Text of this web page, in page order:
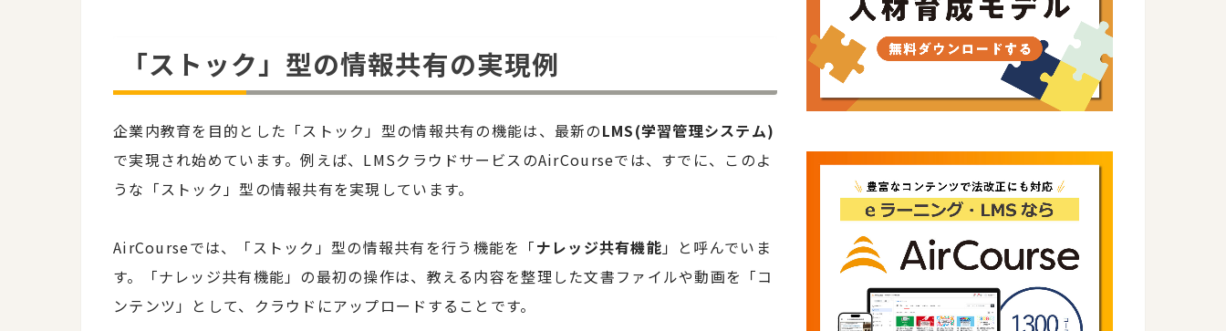
「ストック」型の情報共有の実現例
企業内教育を目的とした「ストック」型の情報共有の機能は、最新のLMS(学習管理システム)
で実現され始めています。例えば、LMSクラウドサービスのAirCourseでは、すでに、このよ
うな「ストック」型の情報共有を実現しています。
AirCourseでは、「ストック」型の情報共有を行う機能を「ナレッジ共有機能 」と呼んでいま
す。「ナレッジ共有機能」の最初の操作は、教える内容を整理した文書ファイルや動画を「コ
ンテンツ」として、クラウドにアップロードすることです。